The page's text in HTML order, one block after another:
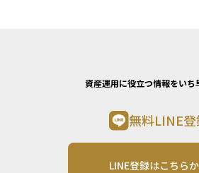
資産運用に役立つ情報をいち
無料LINE登
LINE登録はこちら